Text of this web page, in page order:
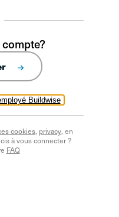
Buildwise
cookies, privacy, en
à vous connecter ?
FAQ